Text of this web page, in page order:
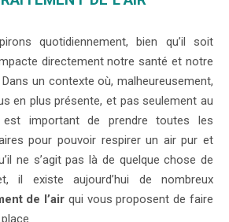
quotidiennement, bien qu’il soit
directement notre santé et notre
un contexte où, malheureusement,
en plus présente, et pas seulement au
important de prendre toutes les
pour pouvoir respirer un air pur et
ne s’agit pas là de quelque chose de
il existe aujourd’hui de nombreux
de l’air qui vous proposent de faire